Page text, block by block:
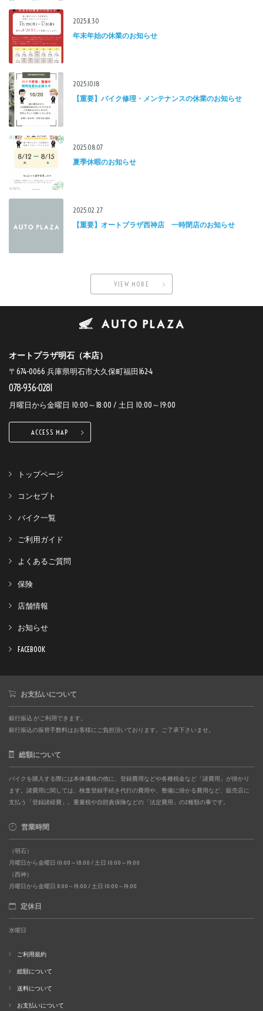
2025.11.30
年末年始の休業のお知らせ
2025.10.18
【重要】バイク修理・メンテナンスの休業のお知らせ
2025.08.07
夏季休暇のお知らせ
2025.02.27
【重要】オートプラザ西神店 一時閉店のお知らせ
VIEW MORE
オートプラザ明石（本店）
〒674-0066 兵庫県明石市大久保町福田162-4
078-936-0281
月曜日から金曜日 10:00～18:00 / 土日 10:00～19:00
ACCESS MAP
トップページ
コンセプト
バイク一覧
ご利用ガイド
よくあるご質問
保険
店舗情報
お知らせ
FACEBOOK
お支払いについて
銀行振込 がご利用できます。
銀行振込の振替手数料はお客様にご負担頂いております。ご了承下さいませ。
総額について
バイクを購入する際には本体価格の他に、登録費用などや各種税金など「諸費用」が掛かり
ます。諸費用に関しては、検査登録手続き代行の費用や、整備に掛かる費用など、販売店に
支払う「登録諸経費」。重量税や自賠責保険などの「法定費用」の2種類の事です。
営業時間
（明石）
月曜日から金曜日 10:00～18:00 / 土日 10:00～19:00
（西神）
月曜日から金曜日 11:00～19:00 / 土日 10:00～19:00
定休日
水曜日
ご利用規約
総額について
送料について
お支払いについて